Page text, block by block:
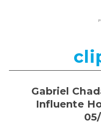
Gabriel
Influente